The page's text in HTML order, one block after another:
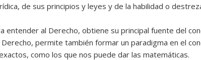
de sus principios y leyes y de la habilidad o
entender al Derecho, obtiene su principal fuente del
permite también formar un paradigma en el
como los que nos puede dar las matemáticas.